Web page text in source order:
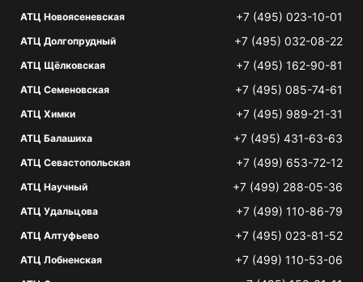
АТЦ Новоясеневская +7 (495) 023-10-01
АТЦ Долгопрудный +7 (495) 032-08-22
АТЦ Щёлковская +7 (495) 162-90-81
АТЦ Семеновская +7 (495) 085-74-61
АТЦ Химки +7 (495) 989-21-31
АТЦ Балашиха +7 (495) 431-63-63
АТЦ Севастопольская +7 (499) 653-72-12
АТЦ Научный +7 (499) 288-05-36
АТЦ Удальцова +7 (499) 110-86-79
АТЦ Алтуфьево +7 (495) 023-81-52
АТЦ Лобненская +7 (499) 110-53-06